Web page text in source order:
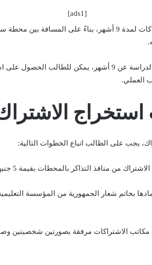
[ads1]
يتم استخراج الاشتراكات لمدة 9 أشهر، بناءً على
في حالة تجاوز مدة الدراسة عن 9 أشهر، يمكن للطالب
يجب على الطالب اتباع الخطوات التالية:
من منافذ التذاكر بالمحطات بقيمة 5 جنيهات.
بخاتم شعار الجمهورية من المؤسسة
مكاتب الاشتراكات مرفقة بصورتين شخصيتين